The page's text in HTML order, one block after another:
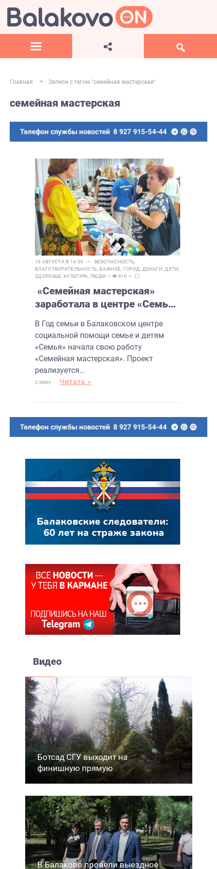
Главная Записи с тегом "семейная мастерская"
семейная мастерская
16 АВГУСТА В 14:30 — БЕЗОПАСНОСТЬ
БЛАГОТВОРИТЕЛЬНОСТЬ ВАЖНОЕ ГОРОД ДЕНЬГИ ДЕТИ
ЗДОРОВЬЕ КУЛЬТУРА ЛЮДИ — 👁 910 —
«Семейная мастерская»
заработала в центре «Семья»
В Год семьи в Балаковском центре
социальной помощи семье и детям
«Семья» начала свою работу
«Семейная мастерская». Проект
реализуется...
2 МИН Читать »
Видео
Ботсад СГУ выходит на
финишную прямую
В Балаково провели выездное